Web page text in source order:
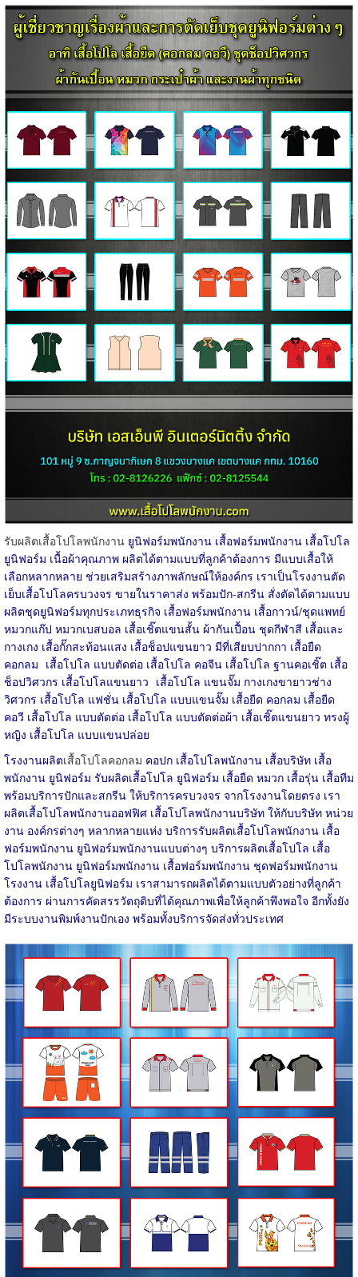
รับผลิตเสื้อโปโลพนักงานยูนิฟอร์มพนักงาน เสื้อฟอร์มพนักงาน เสื้อโปโล
ยูนิฟอร์ม เนื้อผ้าคุณภาพ ผลิตได้ตามแบบที่ลูกค้าต้องการ มีแบบเสื้อให้
เลือกหลากหลาย ช่วยเสริมสร้างภาพลักษณ์ให้องค์กร เราเป็นโรงงานตัด
เย็บเสื้อโปโลครบวงจร ขายในราคาส่ง พร้อมปัก-สกรีน สั่งตัดได้ตามแบบ
ผลิตชุดยูนิฟอร์มทุกประเภทธุรกิจ เสื้อฟอร์มพนักงาน เสื้อกาวน์/ชุดแพทย์
หมวกแก๊ป หมวกเบสบอล เสื้อเชิ๊ตแขนสั้น ผ้ากันเปื้อน ชุดกีฬาสี เสื้อและ
กางเกง เสื้อกั๊กสะท้อนแสง เสื้อช็อปแขนยาว มีที่เสียบปากกา เสื้อยืด
คอกลม เสื้อโปโล แบบตัดต่อ เสื้อโปโล คอจีน เสื้อโปโล ฐานคอเชิ๊ต เสื้อ
ช็อปวิศวกร เสื้อโปโลแขนยาว เสื้อโปโล แขนจั๊ม กางเกงขายาวช่าง
วิศวกร เสื้อโปโล แฟชั่น เสื้อโปโล แบบแขนจั๊ม เสื้อยืด คอกลม เสื้อยืด
คอวี เสื้อโปโล แบบตัดต่อ เสื้อโปโล แบบตัดต่อผ้า เสื้อเชิ๊ตแขนยาว ทรงผู้
หญิง เสื้อโปโล แบบแขนปล่อย
โรงงานผลิตเสื้อโปโลคอกลม คอปก เสื้อโปโลพนักงาน เสื้อบริษัท เสื้อ
พนักงาน ยูนิฟอร์ม รับผลิตเสื้อโปโล ยูนิฟอร์ม เสื้อยืด หมวก เสื้อรุ่น เสื้อทีม
พร้อมบริการปักและสกรีน ให้บริการครบวงจร จากโรงงานโดยตรง เรา
ผลิตเสื้อโปโลพนักงานออฟฟิศ เสื้อโปโลพนักงานบริษัท ให้กับบริษัท หน่วย
งาน องค์กรต่างๆ หลากหลายแห่ง บริการรับผลิตเสื้อโปโลพนักงาน เสื้อ
ฟอร์มพนักงาน ยูนิฟอร์มพนักงานแบบต่างๆ บริการผลิตเสื้อโปโล เสื้อ
โปโลพนักงาน ยูนิฟอร์มพนักงาน เสื้อฟอร์มพนักงาน ชุดฟอร์มพนักงาน
โรงงาน เสื้อโปโลยูนิฟอร์ม เราสามารถผลิตได้ตามแบบตัวอย่างที่ลูกค้า
ต้องการ ผ่านการคัดสรรวัตถุดิบที่ได้คุณภาพเพื่อให้ลูกค้าพึงพอใจ อีกทั้งยัง
มีระบบงานพิมพ์งานปักเอง พร้อมทั้งบริการจัดส่งทั่วประเทศ